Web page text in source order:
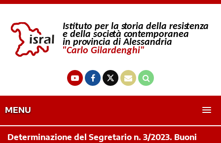
MENU
Determinazione del Segretario n. 3/2023. Buoni